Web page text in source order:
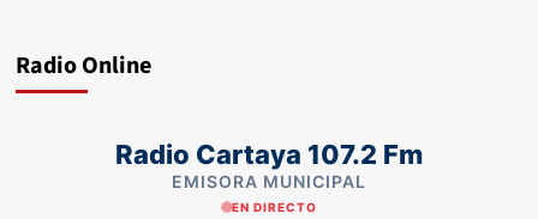
Radio Online
Radio Cartaya 107.2 Fm
EMISORA MUNICIPAL
EN DIRECTO